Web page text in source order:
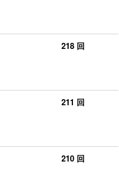
218 回
211 回
210 回